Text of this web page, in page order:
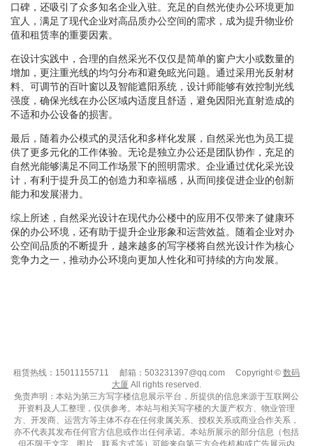
口碑，还吸引了众多知名企业入驻。充足的自然光使办公环境更加
宜人，满足了现代企业对高品质办公空间的需求，成为提升物业价
值和租赁率的重要因素。
在设计实践中，合理的自然采光不仅仅是简单的窗户大小或数量的
增加，更注重光线的均匀分布和避免眩光问题。通过采用光反射材
料、可调节的百叶窗以及智能遮阳系统，设计师能够有效控制光线
强度，确保光线在办公区域内适度且舒适，避免因阳光直射造成的
不适和办公设备的损害。
最后，随着办公模式的灵活化和多样化发展，自然采光也为员工提
供了更多元化的工作体验。无论是独立办公还是团队协作，充足的
自然光能够满足不同工作场景下的照明需求。企业通过优化采光设
计，有利于提升员工的创造力和幸福感，从而间接促进企业的创新
能力和发展潜力。
综上所述，自然采光设计在现代办公楼中的应用不仅带来了健康环
保的办公环境，还有助于提升企业形象和运营效益。随着企业对办
公空间品质的不断提升，越来越多的写字楼将自然光设计作为核心
竞争力之一，推动办公环境向更加人性化和可持续的方向发展。
租赁热线：15011155711 邮箱：503231397@qq.com Copyright © 数码
大厦 All rights reserved.
免责声明：本站为第三方写字楼信息展示平台，所提供的信息来源于互联网公
开资料及人工整理，仅供参考。本站与相关写字楼的大厦产权方、物业管理
方、开发商、运营方等主体不存在任何隶属关系、授权关系或商业合作关系，
亦不代表其发布任何官方信息或作出任何承诺。本站所展示的部分信息（包括
但不限于文字、图片、联系方式等）可能来自第三方合作机构或广告展示内